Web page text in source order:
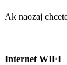
Ak naozaj
Internet WIFI